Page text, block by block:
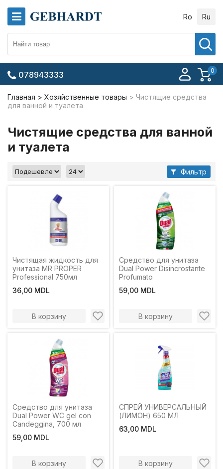
Ro Ru
0
078943333
Главная Хозяйственные товары
Чистящие средства
для ванной и туалета
Чистящие средства для ванной
и туалета
Фильтр
Чистящая жидкость для
унитаза MR PROPER
Professional 750мл
36,00 MDL
В корзину
Средство для унитаза
Dual Power Disincrostante
Profumato
59,00 MDL
В корзину
Средство для унитаза
Dual Power WC gel con
Candeggina, 700 мл
59,00 MDL
В корзину
СПРЕЙ УНИВЕРСАЛЬНЫЙ
(ЛИМОН) 650 МЛ
63,00 MDL
В корзину